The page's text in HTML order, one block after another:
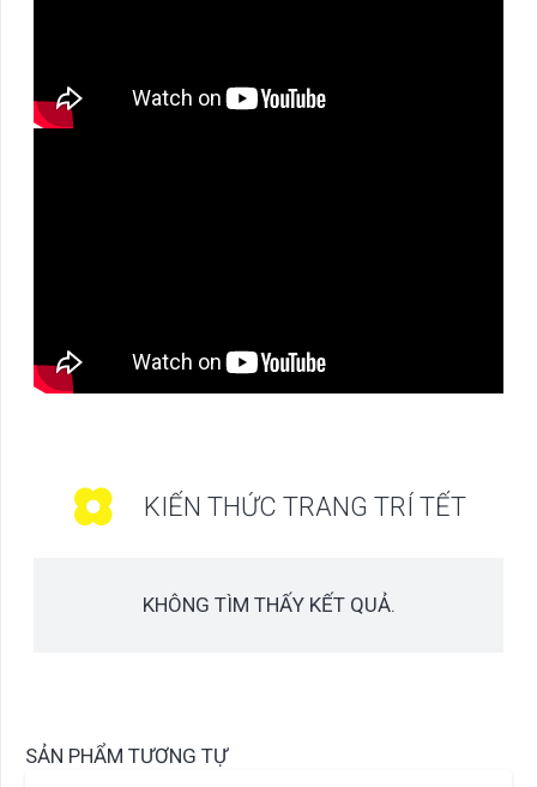
KIẾN THỨC TRANG TRÍ TẾT
KHÔNG TÌM THẤY KẾT QUẢ.
SẢN PHẨM TƯƠNG TỰ